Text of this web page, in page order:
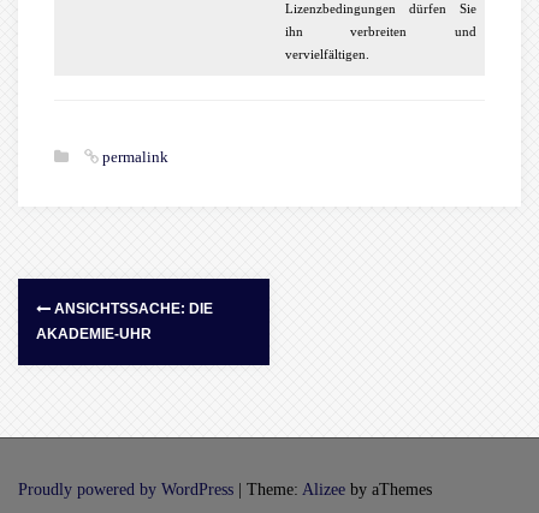
Lizenzbedingungen dürfen Sie
ihn verbreiten und
vervielfältigen.
permalink
ANSICHTSSACHE: DIE
AKADEMIE-UHR
Proudly powered by WordPress | Theme: Alizee by aThemes